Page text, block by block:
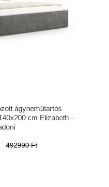
ágyneműtartós
cm Elizabeth –
492990 Ft